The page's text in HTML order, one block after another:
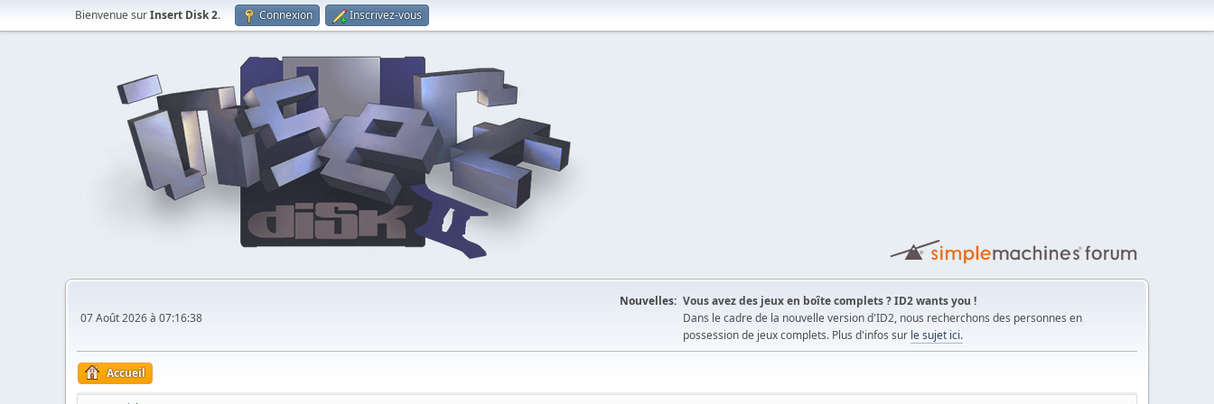
Bienvenue surInsert Disk 2. Connexion Inscrivez-vous
07 Août 2026 à 07:16:38
Nouvelles: Vous avez des jeux en boîte complets ? ID2 wants you !
Dans le cadre de la nouvelle version d'ID2, nous recherchons des personnes en
possession de jeux complets. Plus d'infos sur le sujet ici.
Accueil